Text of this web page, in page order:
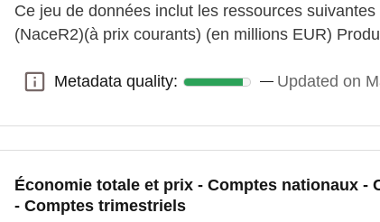
Ce jeu de données inclut les ressources
(NaceR2)(à prix courants) (en millions EUR)
Metadata quality:
Metadata quality: Updated on
Économie totale et prix - Comptes nationaux -
- Comptes trimestriels